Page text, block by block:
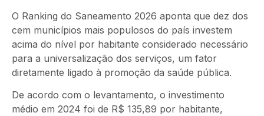
O Ranking do Saneamento 2026 aponta que dez dos
cem municípios mais populosos do país investem
acima do nível por habitante considerado necessário
para a universalização dos serviços, um fator
diretamente ligado à promoção da saúde pública.
De acordo com o levantamento, o investimento
médio em 2024 foi de R$ 135,89 por habitante,